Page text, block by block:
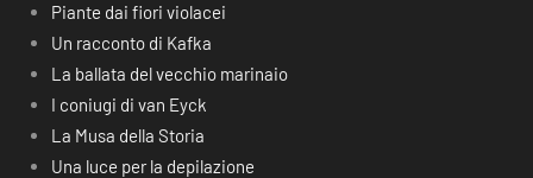
Piante dai fiori violacei
Un racconto di Kafka
La ballata del vecchio marinaio
I coniugi di van Eyck
La Musa della Storia
Una luce per la depilazione